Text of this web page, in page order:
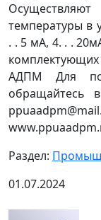
температуры в
. . 5 мА, 4. . .
АДПМ Для
обращайтесь
Раздел:
01.07.2024